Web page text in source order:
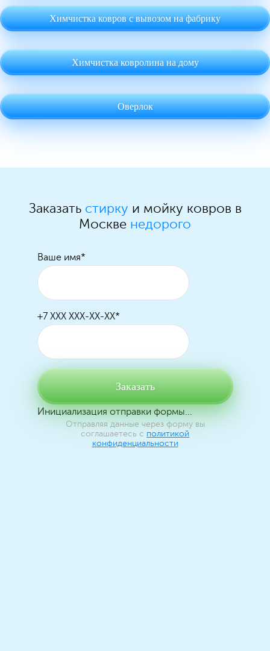
Химчистка ковров с вывозом на фабрику
Химчистка ковролина на дому
Оверлок
Заказать стирку и мойку ковров в
Москве недорого
Ваше имя*
+7 XXX XXX-XX-XX*
Заказать
Инициализация отправки формы...
Отправляя данные через форму вы
соглашаетесь с политикой
конфиденциальности